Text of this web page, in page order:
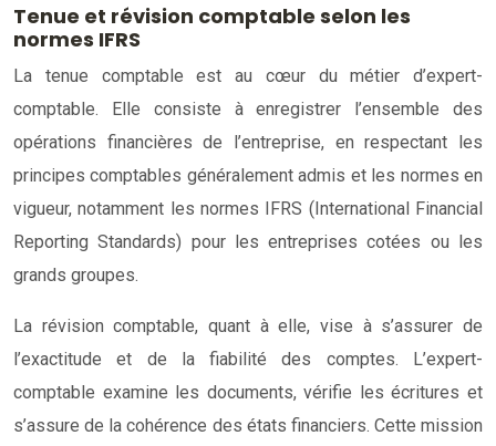
Tenue et révision comptable selon les
normes IFRS
La tenue comptable est au cœur du métier d’expert-
comptable. Elle consiste à enregistrer l’ensemble des
opérations financières de l’entreprise, en respectant les
principes comptables généralement admis et les normes en
vigueur, notamment les normes IFRS (International Financial
Reporting Standards) pour les entreprises cotées ou les
grands groupes.
La révision comptable, quant à elle, vise à s’assurer de
l’exactitude et de la fiabilité des comptes. L’expert-
comptable examine les documents, vérifie les écritures et
s’assure de la cohérence des états financiers. Cette mission